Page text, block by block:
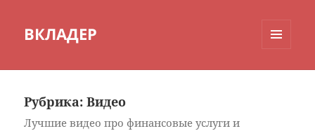
ВКЛАДЕР
Рубрика:Видео
Лучшие видео про финансовые услуги и